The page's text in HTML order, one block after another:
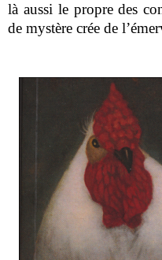
là aussi le propre des
de mystère crée de